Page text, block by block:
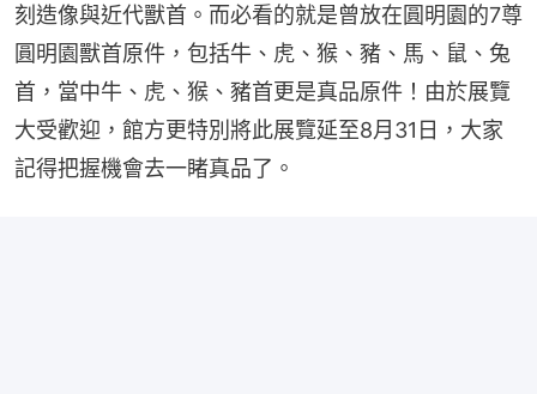
刻造像與近代獸首。而必看的就是曾放在圓明園的7尊
圓明園獸首原件，包括牛、虎、猴、豬、馬、鼠、兔
首，當中牛、虎、猴、豬首更是真品原件！由於展覽
大受歡迎，館方更特別將此展覽延至8月31日，大家
記得把握機會去一睹真品了。